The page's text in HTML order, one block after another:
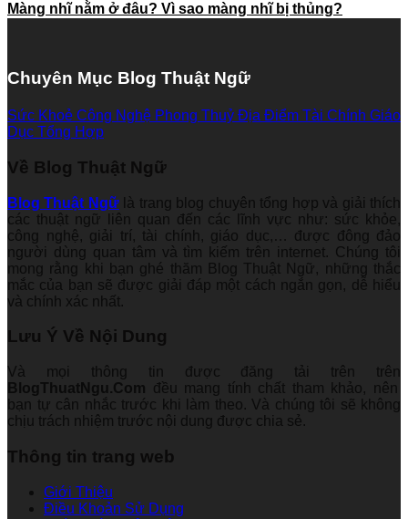
Màng nhĩ nằm ở đâu? Vì sao màng nhĩ bị thủng?
Chuyên Mục Blog Thuật Ngữ
Sức Khoẻ Công Nghệ Phong Thuỷ Địa Điểm Tài Chính Giáo
Dục Tổng Hợp
Về Blog Thuật Ngữ
Blog Thuật Ngữlà trang blog chuyên tổng hợp và giải thích
các thuật ngữ liên quan đến các lĩnh vực như: sức khỏe,
công nghệ, giải trí, tài chính, giáo dục,… được đông đảo
người dùng quan tâm và tìm kiếm trên internet. Chúng tôi
mong rằng khi bạn ghé thăm Blog Thuật Ngữ, những thắc
mắc của bạn sẽ được giải đáp một cách ngắn gọn, dễ hiểu
và chính xác nhất.
Lưu Ý Về Nội Dung
Và mọi thông tin được đăng tải trên trên
BlogThuatNgu.Com đều mang tính chất tham khảo, nên
bạn tự cân nhắc trước khi làm theo. Và chúng tôi sẽ không
chịu trách nhiệm trước nội dung được chia sẻ.
Thông tin trang web
Giới Thiệu
Điều Khoản Sử Dụng